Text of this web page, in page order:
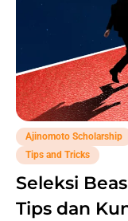
Ajinomoto Scholarship
Tips and Tricks
Seleksi
Tips dan